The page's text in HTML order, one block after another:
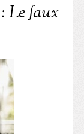
Le faux